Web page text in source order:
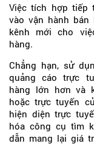
Việc tích hợp tiếp
vào vận hành
kênh mới cho
hàng.
Chẳng hạn, sử
quảng cáo trực
hàng lớn hơn và
hoặc trực tuyến
hiện diện trực
hóa công cụ tìm
dẫn mang lại giá